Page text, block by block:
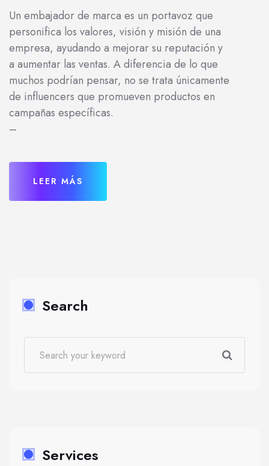
Un embajador de marca es un portavoz que
personifica los valores, visión y misión de una
empresa, ayudando a mejorar su reputación y
a aumentar las ventas. A diferencia de lo que
muchos podrían pensar, no se trata únicamente
de influencers que promueven productos en
campañas específicas.
–
LEER MÁS
Search
Services